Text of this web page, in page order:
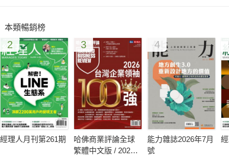
本類暢銷榜
2
經理人月刊第261期
3
哈佛商業評論全球
繁體中文版 / 2026
4
能力雜誌2026年7月
號